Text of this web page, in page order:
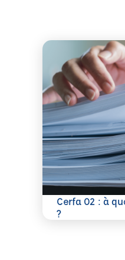
Cerfa 02 : à
?
En savoir plus